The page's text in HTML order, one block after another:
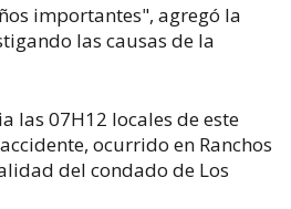
importantes", agregó la
las causas de la
las 07H12 locales de este
ocurrido en Ranchos
del condado de Los